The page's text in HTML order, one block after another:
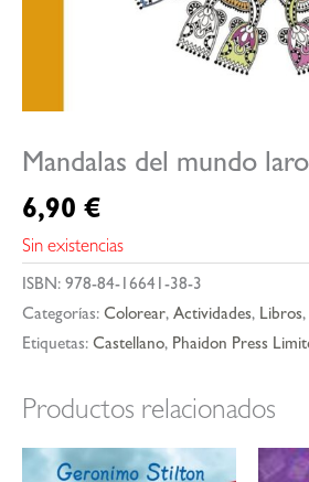
Mandalas del mundo
6,90 €
Sin existencias
ISBN: 978-84-16641-38-3
Categorías: Colorear, Actividades, Libros,
Etiquetas: Castellano, Phaidon Press
Productos relacionados